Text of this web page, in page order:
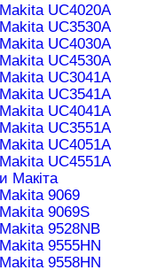
UC4020A
UC3530A
UC4030A
UC4530A
UC3041A
UC3541A
UC4041A
UC3551A
UC4051A
UC4551A
Макіта
9069
9069S
9528NB
9555HN
9558HN